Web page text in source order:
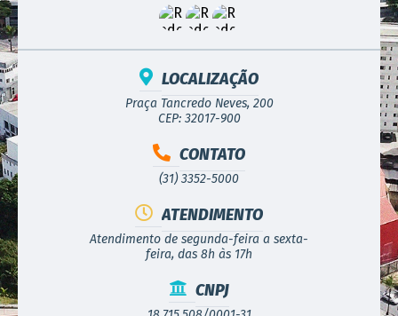
LOCALIZAÇÃO
Praça Tancredo Neves, 200
CEP: 32017-900
CONTATO
(31) 3352-5000
ATENDIMENTO
Atendimento de segunda-feira a sexta-
feira, das 8h às 17h
CNPJ